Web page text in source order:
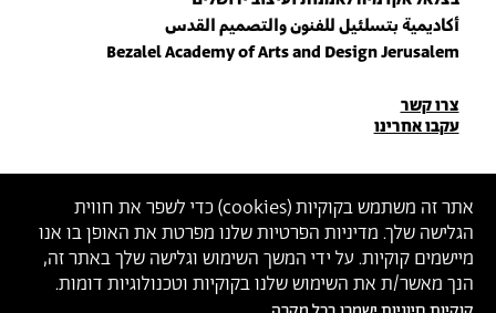
אתר זה משתמש בקוקיות (cookies) כדי לשפר את חווית
הגלישה שלך. מדיניות הפרטיות שלנו מפרטת את האופן בו אנו
מיישמים קוקיות. על ידי המשך השימוש וגלישה שלך באתר זה,
הנך מאשר/ת את השימוש שלנו בקוקיות וטכנולוגיות דומות.
أكاديمية بتسلئيل للفنون والتصميم القدس
Bezalel Academy of Arts and Design Jerusalem
פרטי
יצירת
קשר
צרו קשר
עקבו אחרינו
הצטרפו לניוזלטר שלנו
הכניסו כתובת מייל
ההצטרפות מהווה הסכמה למדיניות הפרטיות ול תנאי השימוש של בצלאל